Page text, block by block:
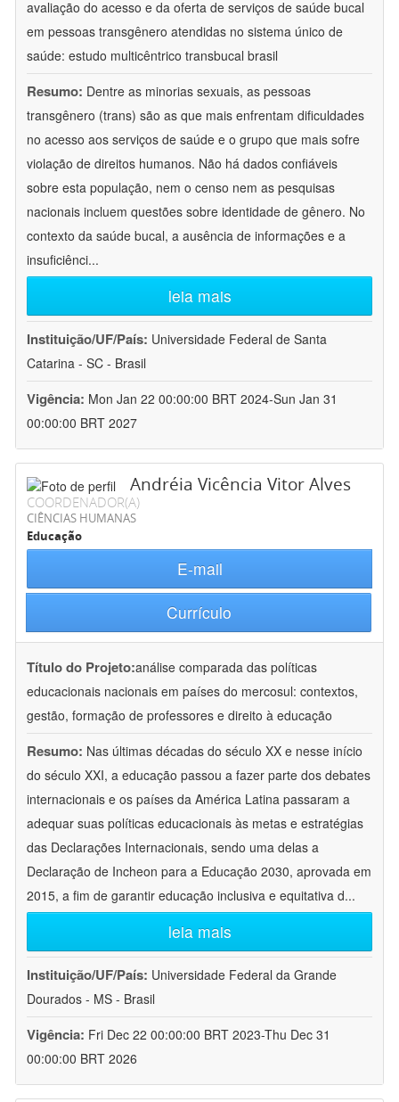
avaliação do acesso e da oferta de serviços de saúde bucal
em pessoas transgênero atendidas no sistema único de
saúde: estudo multicêntrico transbucal brasil
Resumo: Dentre as minorias sexuais, as pessoas
transgênero (trans) são as que mais enfrentam dificuldades
no acesso aos serviços de saúde e o grupo que mais sofre
violação de direitos humanos. Não há dados confiáveis
sobre esta população, nem o censo nem as pesquisas
nacionais incluem questões sobre identidade de gênero. No
contexto da saúde bucal, a ausência de informações e a
insuficiênci...
leia mais
Instituição/UF/País: Universidade Federal de Santa
Catarina - SC - Brasil
Vigência: Mon Jan 22 00:00:00 BRT 2024-Sun Jan 31
00:00:00 BRT 2027
Andréia Vicência Vitor Alves
COORDENADOR(A)
CIÊNCIAS HUMANAS
Educação
E-mail
Currículo
Título do Projeto:análise comparada das políticas
educacionais nacionais em países do mercosul: contextos,
gestão, formação de professores e direito à educação
Resumo: Nas últimas décadas do século XX e nesse início
do século XXI, a educação passou a fazer parte dos debates
internacionais e os países da América Latina passaram a
adequar suas políticas educacionais às metas e estratégias
das Declarações Internacionais, sendo uma delas a
Declaração de Incheon para a Educação 2030, aprovada em
2015, a fim de garantir educação inclusiva e equitativa d...
leia mais
Instituição/UF/País: Universidade Federal da Grande
Dourados - MS - Brasil
Vigência: Fri Dec 22 00:00:00 BRT 2023-Thu Dec 31
00:00:00 BRT 2026